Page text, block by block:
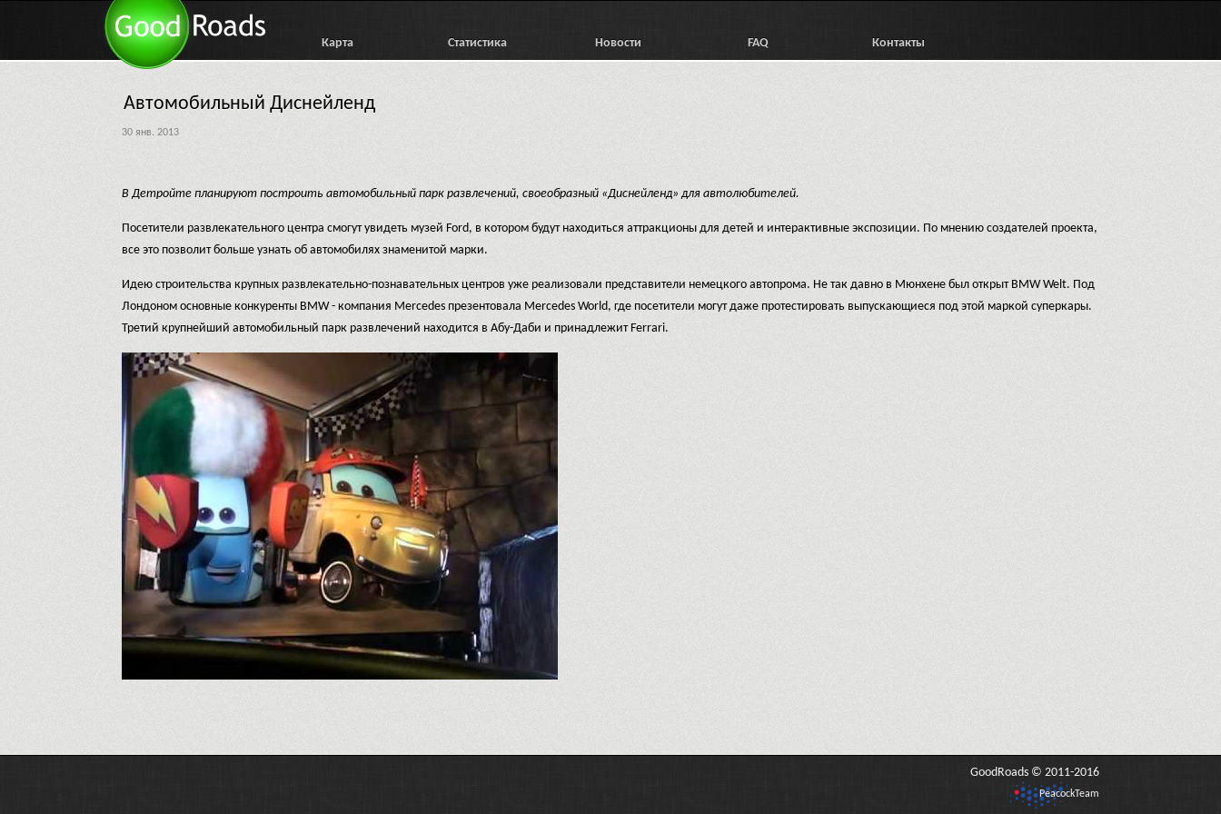
Карта Статистика Новости FAQ Контакты
Автомобильный Диснейленд
30 янв. 2013
В Детройте планируют построить автомобильный парк развлечений, своеобразный «Диснейленд» для автолюбителей.
Посетители развлекательного центра смогут увидеть музей Ford, в котором будут находиться аттракционы для детей и интерактивные экспозиции. По мнению создателей проекта,
все это позволит больше узнать об автомобилях знаменитой марки.
Идею строительства крупных развлекательно-познавательных центров уже реализовали представители немецкого автопрома. Не так давно в Мюнхене был открыт BMW Welt. Под
Лондоном основные конкуренты BMW - компания Mercedes презентовала Mercedes World, где посетители могут даже протестировать выпускающиеся под этой маркой суперкары.
Третий крупнейший автомобильный парк развлечений находится в Абу-Даби и принадлежит Ferrari.
GoodRoads © 2011-2016
PeacockTeam